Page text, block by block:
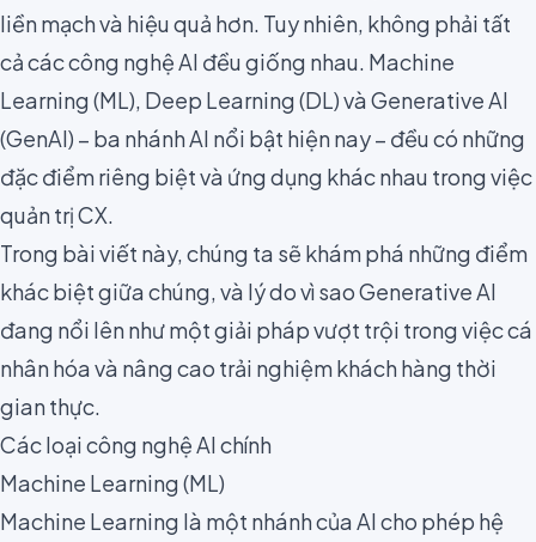
liền mạch và hiệu quả hơn. Tuy nhiên, không phải tất
cả các công nghệ AI đều giống nhau. Machine
Learning (ML), Deep Learning (DL) và Generative AI
(GenAI) – ba nhánh AI nổi bật hiện nay – đều có những
đặc điểm riêng biệt và ứng dụng khác nhau trong việc
quản trị CX.
Trong bài viết này, chúng ta sẽ khám phá những điểm
khác biệt giữa chúng, và lý do vì sao Generative AI
đang nổi lên như một giải pháp vượt trội trong việc cá
nhân hóa và nâng cao trải nghiệm khách hàng thời
gian thực.
Các loại công nghệ AI chính
Machine Learning (ML)
Machine Learning là một nhánh của AI cho phép hệ